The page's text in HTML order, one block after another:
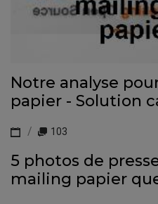
Notre analyse
papier - Solution
103
5 photos de
mailing papier